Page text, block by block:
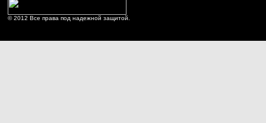
© 2012 Все права под надежной защитой.